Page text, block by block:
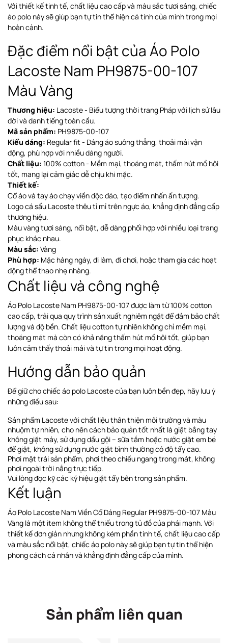
Với thiết kế tinh tế, chất liệu cao cấp và màu sắc tươi sáng, chiếc
áo polo này sẽ giúp bạn tự tin thể hiện cá tính của mình trong mọi
hoàn cảnh.
Đặc điểm nổi bật của Áo Polo
Lacoste Nam PH9875-00-107
Màu Vàng
Thương hiệu: Lacoste - Biểu tượng thời trang Pháp với lịch sử lâu
đời và danh tiếng toàn cầu.
Mã sản phẩm: PH9875-00-107
Kiểu dáng: Regular fit - Dáng áo suông thẳng, thoải mái vận
động, phù hợp với nhiều dáng người.
Chất liệu: 100% cotton - Mềm mại, thoáng mát, thấm hút mồ hôi
tốt, mang lại cảm giác dễ chịu khi mặc.
Thiết kế:
Cổ áo và tay áo chạy viền độc đáo, tạo điểm nhấn ấn tượng.
Logo cá sấu Lacoste thêu tỉ mỉ trên ngực áo, khẳng định đẳng cấp
thương hiệu.
Màu vàng tươi sáng, nổi bật, dễ dàng phối hợp với nhiều loại trang
phục khác nhau.
Màu sắc: Vàng
Phù hợp: Mặc hàng ngày, đi làm, đi chơi, hoặc tham gia các hoạt
động thể thao nhẹ nhàng.
Chất liệu và công nghệ
Áo Polo Lacoste Nam PH9875-00-107 được làm từ 100% cotton
cao cấp, trải qua quy trình sản xuất nghiêm ngặt để đảm bảo chất
lượng và độ bền. Chất liệu cotton tự nhiên không chỉ mềm mại,
thoáng mát mà còn có khả năng thấm hút mồ hôi tốt, giúp bạn
luôn cảm thấy thoải mái và tự tin trong mọi hoạt động.
Hướng dẫn bảo quản
Để giữ cho chiếc áo polo Lacoste của bạn luôn bền đẹp, hãy lưu ý
những điều sau:
Sản phẩm Lacoste với chất liệu thân thiện môi trường và màu
nhuộm tự nhiên, cho nên cách bảo quản tốt nhất là giặt bằng tay
không giặt máy, sử dụng dầu gội – sữa tắm hoặc nước giặt em bé
để giặt, không sử dụng nước giặt bình thường có độ tẩy cao.
Phơi mặt trái sản phẩm, phơi theo chiều ngangtrong mát, không
phơi ngoài trời nắng trực tiếp.
Vui lòng đọc kỹ các ký hiệu giặt tẩy bên trong sản phẩm.
Kết luận
Áo Polo Lacoste Nam Viền Cổ Dáng Regular PH9875-00-107 Màu
Vàng là một item không thể thiếu trong tủ đồ của phái mạnh. Với
thiết kế đơn giản nhưng không kém phần tinh tế, chất liệu cao cấp
và màu sắc nổi bật, chiếc áo polo này sẽ giúp bạn tự tin thể hiện
phong cách cá nhân và khẳng định đẳng cấp của mình.
Sản phẩm liên quan